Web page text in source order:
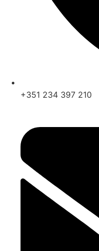
+351 234 397 210